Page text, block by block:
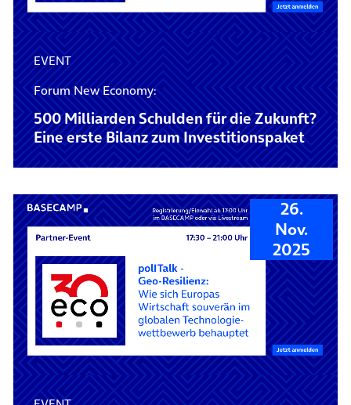
EVENT
Forum New Economy:
500 Milliarden Schulden für die Zukunft?
Eine erste Bilanz zum Investitionspaket
26.
Nov.
2025